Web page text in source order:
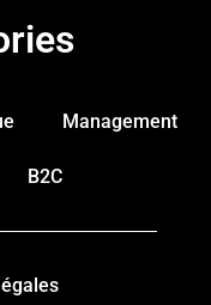
Management
B2C